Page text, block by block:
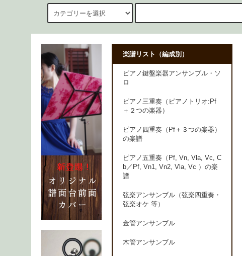
楽譜リスト（編成別）
ピアノ鍵盤楽器アンサンブル・ソ
ロ
ピアノ三重奏（ピアノトリオ:Pf
＋２つの楽器）
ピアノ四重奏（Pf＋３つの楽器）
の楽譜
ピアノ五重奏（Pf, Vn, Vla, Vc, C
b／Pf, Vn1, Vn2, Vla, Vc ）の楽
譜
弦楽アンサンブル（弦楽四重奏・
弦楽オケ 等）
金管アンサンブル
木管アンサンブル